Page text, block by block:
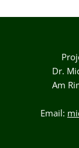
Dr.
Am
Email: